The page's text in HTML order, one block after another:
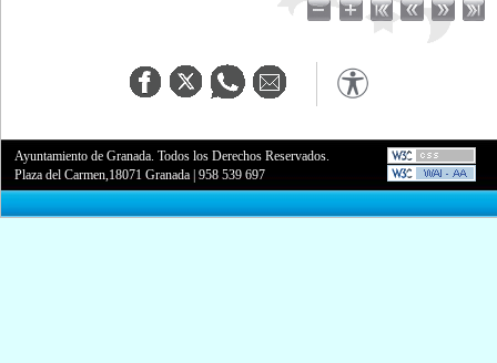
Ayuntamiento de Granada. Todos los Derechos Reservados.
Plaza del Carmen,18071 Granada |958 539 697